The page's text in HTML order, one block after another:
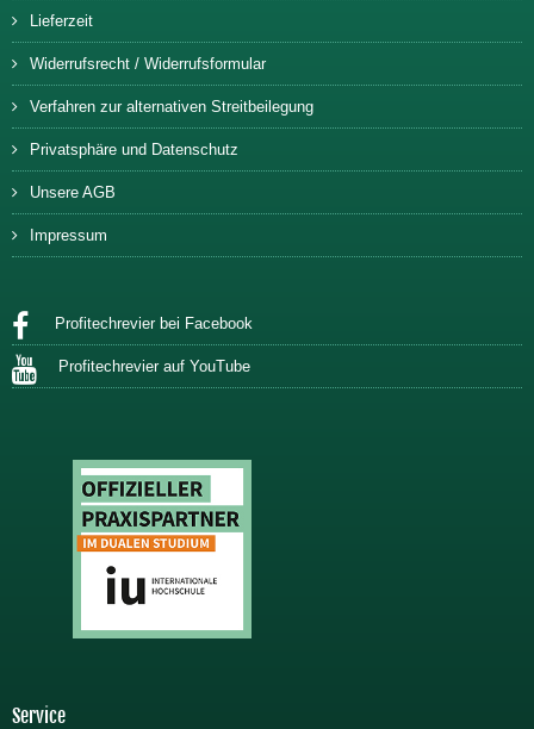
Lieferzeit
Widerrufsrecht / Widerrufsformular
Verfahren zur alternativen Streitbeilegung
Privatsphäre und Datenschutz
Unsere AGB
Impressum
Profitechrevier bei Facebook
Profitechrevier auf YouTube
Service